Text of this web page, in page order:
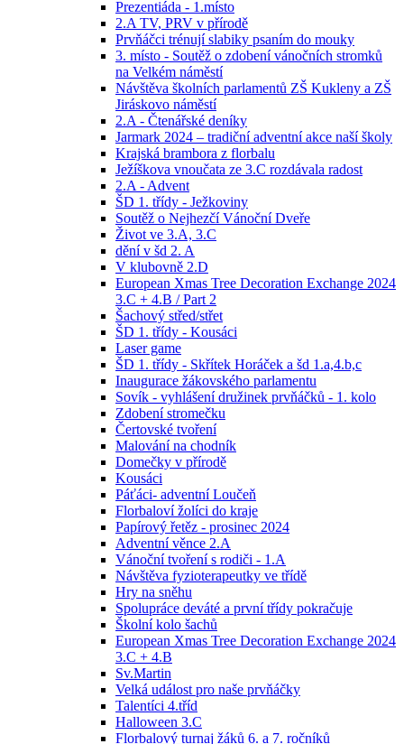
Prezentiáda - 1.místo
2.A TV, PRV v přírodě
Prvňáčci trénují slabiky psaním do mouky
3. místo - Soutěž o zdobení vánočních stromků
na Velkém náměstí
Návštěva školních parlamentů ZŠ Kukleny a ZŠ
Jiráskovo náměstí
2.A - Čtenářské deníky
Jarmark 2024 – tradiční adventní akce naší školy
Krajská brambora z florbalu
Ježíškova vnoučata ze 3.C rozdávala radost
2.A - Advent
ŠD 1. třídy - Ježkoviny
Soutěž o Nejhezčí Vánoční Dveře
Život ve 3.A, 3.C
dění v šd 2. A
V klubovně 2.D
European Xmas Tree Decoration Exchange 2024
3.C + 4.B / Part 2
Šachový střed/střet
ŠD 1. třídy - Kousáci
Laser game
ŠD 1. třídy - Skřítek Horáček a šd 1.a,4.b,c
Inaugurace žákovského parlamentu
Sovík - vyhlášení družinek prvňáčků - 1. kolo
Zdobení stromečku
Čertovské tvoření
Malování na chodník
Domečky v přírodě
Kousáci
Páťáci- adventní Loučeň
Florbaloví žolíci do kraje
Papírový řetěz - prosinec 2024
Adventní věnce 2.A
Vánoční tvoření s rodiči - 1.A
Návštěva fyzioterapeutky ve třídě
Hry na sněhu
Spolupráce deváté a první třídy pokračuje
Školní kolo šachů
European Xmas Tree Decoration Exchange 2024
3.C + 4.B
Sv.Martin
Velká událost pro naše prvňáčky
Talentíci 4.tříd
Halloween 3.C
Florbalový turnaj žáků 6. a 7. ročníků